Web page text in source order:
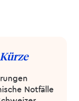
Notfälle